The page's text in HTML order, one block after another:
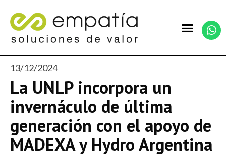
13/12/2024
La UNLP incorpora un
invernáculo de última
generación con el apoyo de
MADEXA y Hydro Argentina